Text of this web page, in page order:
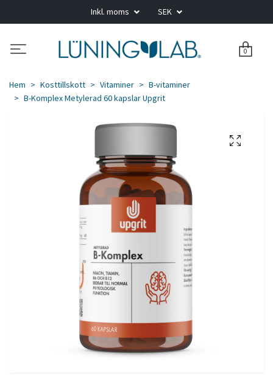
Inkl. moms SEK
0
Hem Kosttillskott Vitaminer
B-vitaminer
B-Komplex Metylerad 60 kapslar Upgrit